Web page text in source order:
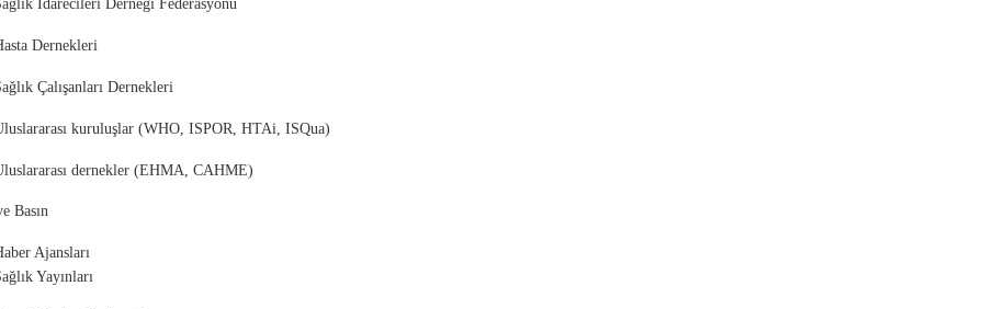
İdarecileri Derneği Federasyonu
Dernekleri
Çalışanları Dernekleri
kuruluşlar (WHO, ISPOR, HTAi, ISQua)
dernekler (EHMA, CAHME)
ve Basın
Ajansları
Yayınları